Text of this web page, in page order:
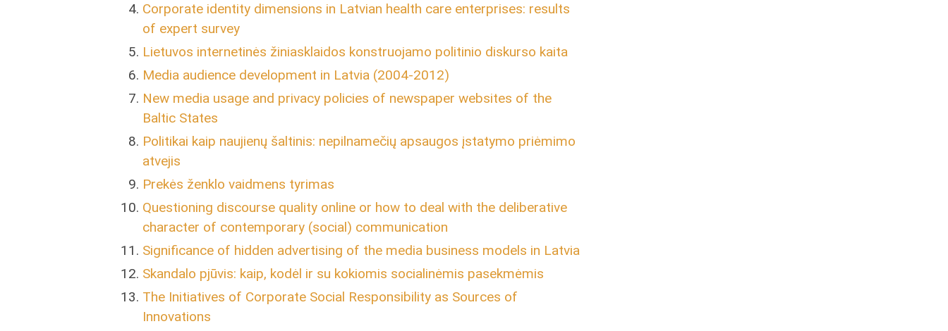
Corporate identity dimensions in Latvian health care enterprises: results
of expert survey
Lietuvos internetinės žiniasklaidos konstruojamo politinio diskurso kaita
Media audience development in Latvia (2004-2012)
New media usage and privacy policies of newspaper websites of the
Baltic States
Politikai kaip naujienų šaltinis: nepilnamečių apsaugos įstatymo priėmimo
atvejis
Prekės ženklo vaidmens tyrimas
Questioning discourse quality online or how to deal with the deliberative
character of contemporary (social) communication
Significance of hidden advertising of the media business models in Latvia
Skandalo pjūvis: kaip, kodėl ir su kokiomis socialinėmis pasekmėmis
The Initiatives of Corporate Social Responsibility as Sources of
Innovations